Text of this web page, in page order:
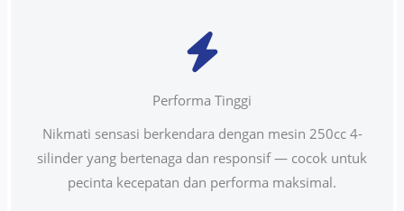
Performa Tinggi
Nikmati sensasi berkendara dengan mesin 250cc 4-
silinder yang bertenaga dan responsif — cocok untuk
pecinta kecepatan dan performa maksimal.